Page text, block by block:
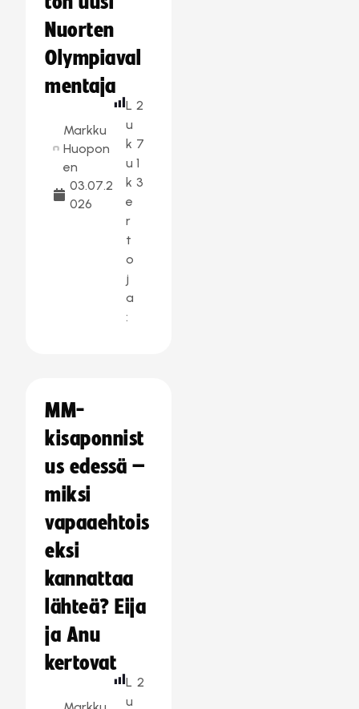
Nuorten
Olympiaval
mentaja
Markku
Huopon
en
03.07.2
026
L
u
k
u
k
e
r
t
o
j
a
:
2
7
1
3
MM-
kisaponnist
us edessä –
miksi
vapaaehtois
eksi
kannattaa
lähteä? Eija
ja Anu
kertovat
L
u
2